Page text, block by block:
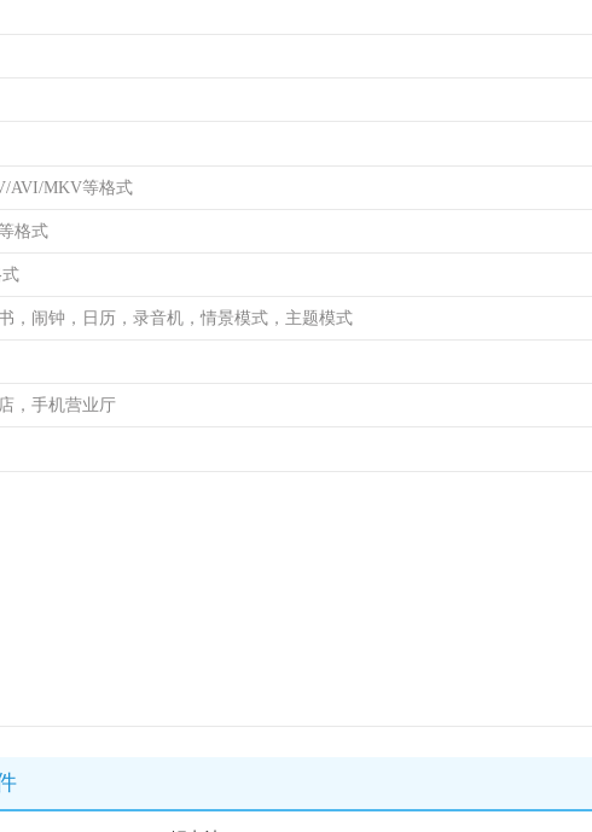
AVI/MKV等格式
格式
式
，闹钟，日历，录音机，情景模式，主题模式
，手机营业厅